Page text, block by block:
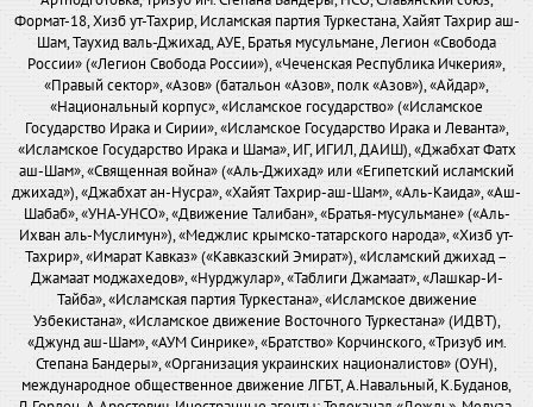
Формат-18, Хизб ут-Тахрир, Исламская партия Туркестана, Хайят Тахрир аш-
Шам, Таухид валь-Джихад, АУЕ, Братья мусульмане, Легион «Свобода
России» («Легион Свобода России»), «Чеченская Республика Ичкерия»,
«Правый сектор», «Азов» (батальон «Азов», полк «Азов»), «Айдар»,
«Национальный корпус», «Исламское государство» («Исламское
Государство Ирака и Сирии», «Исламское Государство Ирака и Леванта»,
«Исламское Государство Ирака и Шама», ИГ, ИГИЛ, ДАИШ), «Джабхат Фатх
аш-Шам», «Священная война» («Аль-Джихад» или «Египетский исламский
джихад»), «Джабхат ан-Нусра», «Хайят Тахрир-аш-Шам», «Аль-Каида», «Аш-
Шабаб», «УНА-УНСО», «Движение Талибан», «Братья-мусульмане» («Аль-
Ихван аль-Муслимун»), «Меджлис крымско-татарского народа», «Хизб ут-
Тахрир», «Имарат Кавказ» («Кавказский Эмират»), «Исламский джихад –
Джамаат моджахедов», «Нурджулар», «Таблиги Джамаат», «Лашкар-И-
Тайба», «Исламская партия Туркестана», «Исламское движение
Узбекистана», «Исламское движение Восточного Туркестана» (ИДВТ),
«Джунд аш-Шам», «АУМ Синрике», «Братство» Корчинского, «Тризуб им.
Степана Бандеры», «Организация украинских националистов» (ОУН),
международное общественное движение ЛГБТ, А.Навальный, К.Буданов,